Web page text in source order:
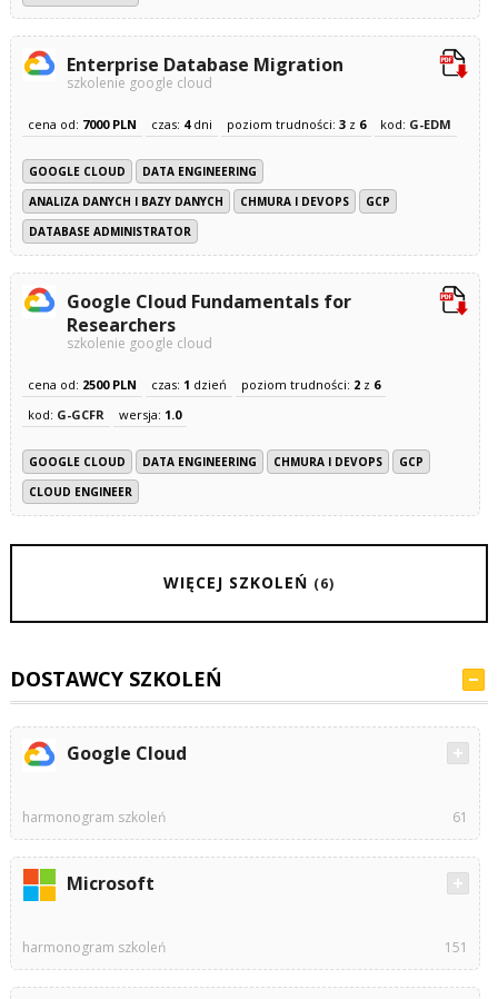
Enterprise Database Migration
szkolenie google cloud
cena od: 7000 PLN czas: 4dni poziom trudności: 3z 6 kod: G-EDM
GOOGLE CLOUD
DATA ENGINEERING
ANALIZA DANYCH I BAZY DANYCH
CHMURA I DEVOPS
GCP
DATABASE ADMINISTRATOR
Google Cloud Fundamentals for
Researchers
szkolenie google cloud
cena od: 2500 PLN czas: 1 dzień poziom trudności: 2z 6
kod: G-GCFR wersja: 1.0
GOOGLE CLOUD DATA ENGINEERING CHMURA I DEVOPS
GCP
CLOUD ENGINEER
WIĘCEJ SZKOLEŃ (6)
DOSTAWCY SZKOLEŃ
Google Cloud
harmonogram szkoleń 61
Microsoft
harmonogram szkoleń 151